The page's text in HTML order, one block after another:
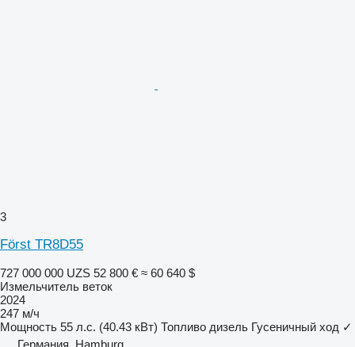
3
Först TR8D55
727 000 000 UZS 52 800 € ≈ 60 640 $
Измельчитель веток
2024
247 м/ч
Мощность 55 л.с. (40.43 кВт) Топливо дизель Гусеничный ход ✓
Германия, Hamburg